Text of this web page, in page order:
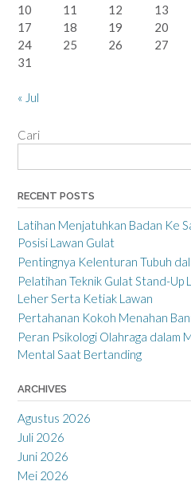
10
11 12 13
17
18 19 20
24
25 26 27
31
« Jul
Cari
RECENT POSTS
Latihan Menjatuhkan Badan Ke
Posisi Lawan Gulat
Pentingnya Kelenturan Tubuh
Pelatihan Teknik Gulat Stand-Up
Leher Serta Ketiak Lawan
Pertahanan Kokoh Menahan
Peran Psikologi Olahraga dalam
Mental Saat Bertanding
ARCHIVES
Agustus 2026
Juli 2026
Juni 2026
Mei 2026